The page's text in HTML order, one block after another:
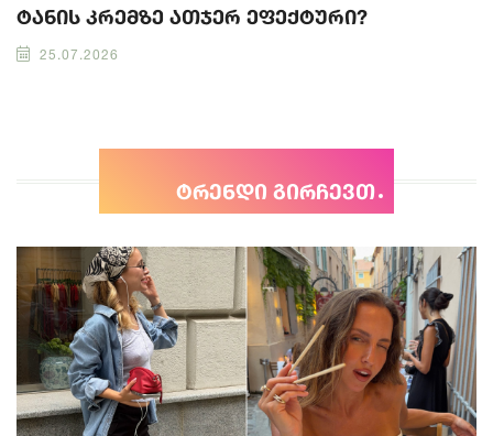
ტანის კრემზე ათჯერ ეფექტური?
25.07.2026
ტრენდი გირჩევთ